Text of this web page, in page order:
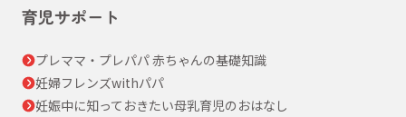
育児サポート
プレママ・プレパパ 赤ちゃんの基礎知識
妊婦フレンズwithパパ
妊娠中に知っておきたい母乳育児のおはなし